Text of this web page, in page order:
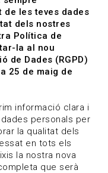
i
de
de
cultural
de les teves dades
dels nostres
Política de
la al nou
de Dades (RGPD)
25 de maig de
informació clara i
personals per
la qualitat dels
en tots els
la nostra nova
que serà